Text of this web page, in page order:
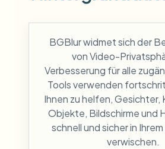
BGBlur widmet sich der
von Video-
Verbesserung für alle
Tools verwenden
Ihnen zu helfen, Gesichter,
Objekte, Bildschirme und
schnell und sicher in
verwischen.